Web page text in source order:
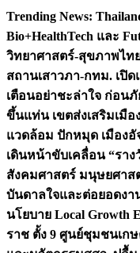
Skip
content
Trending News:
Bio+HealthTech และ
วิทยาศาสตร์-สุขภาพไท
สถานเสาวภา-กทม. เปิ
เตือนอย่าชะล่าใจ ก่อนภั
ขึ้นแท่น เขตส่งเสริมเมื
แวดล้อม ปักหมุด เมือง
เดินหน้าขับเคลื่อน “รา
สังคมศาสตร์ มนุษยศาส
บันดาลใจและต่อยอดง
นโยบาย Local Growth
ราช ตั้ง 9 ศูนย์ชุมชนเก